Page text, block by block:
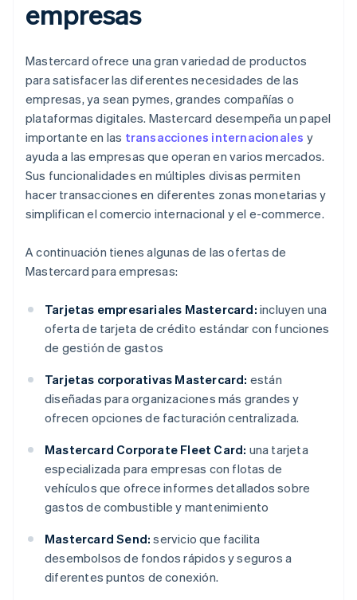
empresas
Mastercard ofrece una gran variedad de productos
para satisfacer las diferentes necesidades de las
empresas, ya sean pymes, grandes compañías o
plataformas digitales. Mastercard desempeña un papel
importante en las transacciones internacionales y
ayuda a las empresas que operan en varios mercados.
Sus funcionalidades en múltiples divisas permiten
hacer transacciones en diferentes zonas monetarias y
simplifican el comercio internacional y el e-commerce.
A continuación tienes algunas de las ofertas de
Mastercard para empresas:
Tarjetas empresariales Mastercard: incluyen una
oferta de tarjeta de crédito estándar con funciones
de gestión de gastos
Tarjetas corporativas Mastercard: están
diseñadas para organizaciones más grandes y
ofrecen opciones de facturación centralizada.
Mastercard Corporate Fleet Card: una tarjeta
especializada para empresas con flotas de
vehículos que ofrece informes detallados sobre
gastos de combustible y mantenimiento
Mastercard Send: servicio que facilita
desembolsos de fondos rápidos y seguros a
diferentes puntos de conexión.